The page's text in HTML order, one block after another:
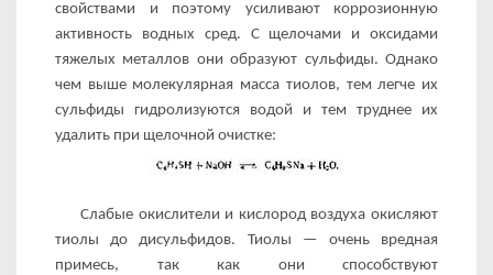
свойствами и поэтому усиливают коррозионную
активность водных сред. С щелочами и оксидами
тяжелых металлов они образуют суль­фиды. Однако
чем выше молекулярная масса тиолов, тем легче их
сульфиды гидролизуются водой и тем труднее их
удалить при щелочной очистке:
Слабые окислители и кислород воздуха окисляют
тиолы до дисульфидов. Тиолы — очень вредная
примесь, так как они способствуют